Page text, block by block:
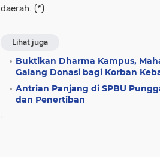
daerah. (*)
Lihat juga
Buktikan Dharma Kampus,
Galang Donasi bagi Korban
Antrian Panjang di SPBU
dan Penertiban